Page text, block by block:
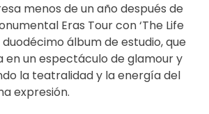
menos de un año después de
Eras Tour con ‘The Life
duodécimo álbum de estudio, que
en un espectáculo de glamour y
la teatralidad y la energía del
expresión.